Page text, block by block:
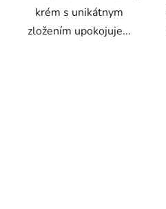
krém s unikátnym
zložením upokojuje...